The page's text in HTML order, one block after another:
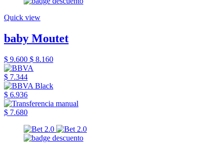
Quick view
baby Moutet
$ 9.600 $ 8.160
$ 7.344
$ 6.936
$ 7.680